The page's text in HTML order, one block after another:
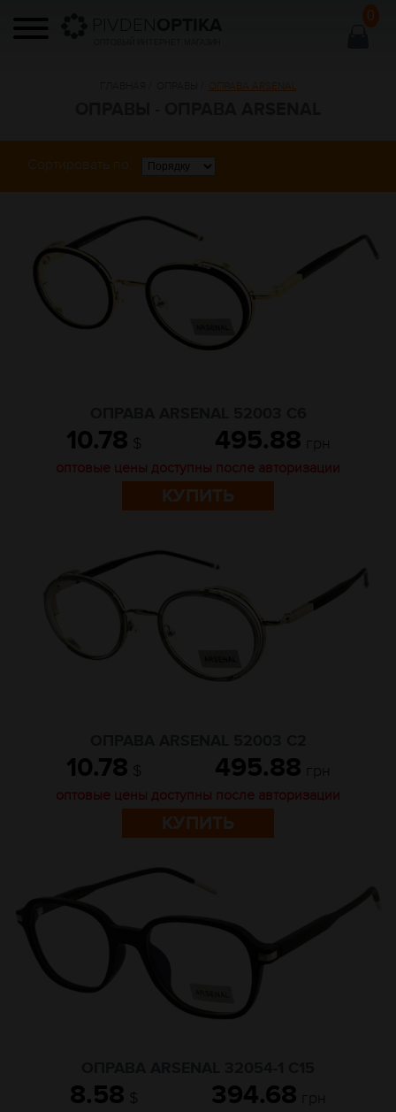
0
ОПРАВА ARSENAL
Сортировать по:
10.78 $ 495.88 грн
оптовые цены доступны после авторизации
КУПИТЬ
10.78 $ 495.88 грн
оптовые цены доступны после авторизации
КУПИТЬ
8.58 $ 394.68 грн